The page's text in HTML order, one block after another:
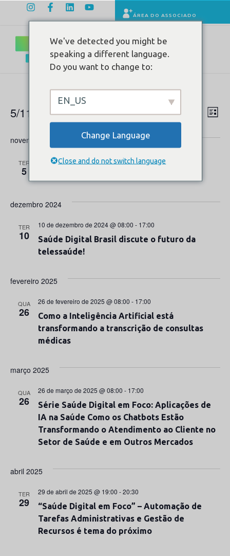
ÁREA DO ASSOCIADO
Pesquisa
Eventos
Procurar
Lista
5/11/2024 - 30/4/2025
data.
novembro 2024
TER
5
5 de novembro de 2024 @ 08:00- 17:00
dezembro 2024
TER
10
10 de dezembro de 2024 @ 08:00 - 17:00
Saúde Digital Brasil discute o futuro da
telessaúde!
fevereiro 2025
QUA
26
26 de fevereiro de 2025 @ 08:00 - 17:00
Como a Inteligência Artificial está
transformando a transcrição de consultas
médicas
março 2025
QUA
26
26 de março de 2025 @ 08:00 - 17:00
Série Saúde Digital em Foco: Aplicações de
IA na Saúde Como os Chatbots Estão
Transformando o Atendimento ao Cliente no
Setor de Saúde e em Outros Mercados
abril 2025
TER
29
29 de abril de 2025 @ 19:00 -20:30
“Saúde Digital em Foco” – Automação de
Tarefas Administrativas e Gestão de
Recursos é tema do próximo
We've detected you might be
speaking a different language.
Do you want to change to:
EN_US
Change Language
Close and do not switch language